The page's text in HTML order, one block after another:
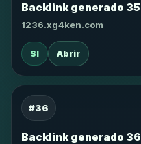
Backlink generado 35
1236.xg4ken.com
SI Abrir
#36
Backlink generado 36